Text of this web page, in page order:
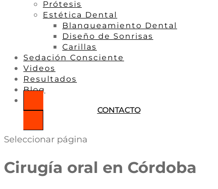
Prótesis
Estética Dental
Blanqueamiento Dental
Diseño de Sonrisas
Carillas
Sedación Consciente
Videos
Resultados
Blog
CONTACTO
Seleccionar página
Cirugía oral en Córdoba